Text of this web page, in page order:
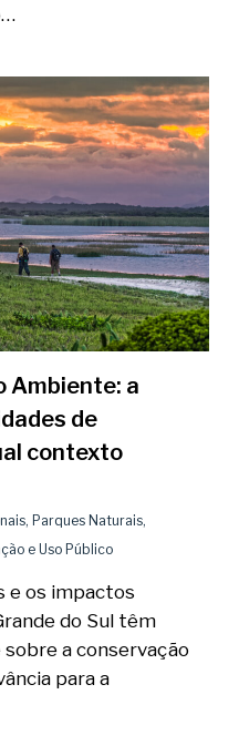
Ambiente: a
de
contexto
, Parques Naturais,
e Uso Público
e os impactos
do Sul têm
a conservação
para a